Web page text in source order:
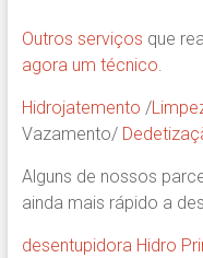
Outros serviços que
agora um técnico.
Hidrojatemento /
Vazamento/
Alguns de nossos
ainda mais rápido a
desentupidora Hidro